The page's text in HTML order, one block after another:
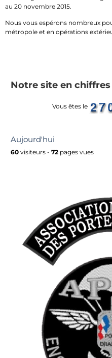
au 20 novembre 2015.
Nous vous espérons nombreux
métropole et en opérations
Notre site en chiffres
Vous êtes le
Aujourd'hui
60 visiteurs - 72 pages vues